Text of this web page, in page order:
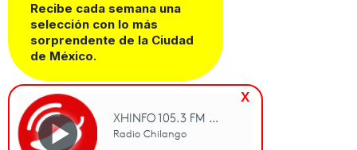
Recibe cada semana una
selección con lo más
sorprendente de la Ciudad
de México.
x